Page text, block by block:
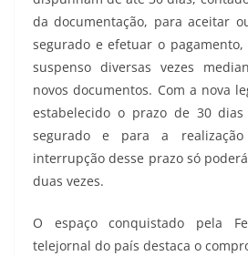
da documentação, para aceitar
segurado e efetuar o
suspenso diversas vezes
novos documentos. Com a nova
estabelecido o prazo de 30
segurado e para a
interrupção desse prazo só
duas vezes.
O espaço conquistado pela
telejornal do país destaca o